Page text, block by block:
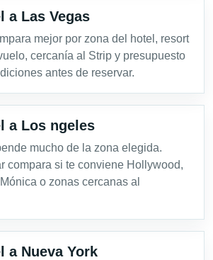
a Las Vegas
mejor por zona del hotel, resort
cercanía al Strip y presupuesto
antes de reservar.
a Los ngeles
mucho de la zona elegida.
compara si te conviene Hollywood,
o zonas cercanas al
a Nueva York